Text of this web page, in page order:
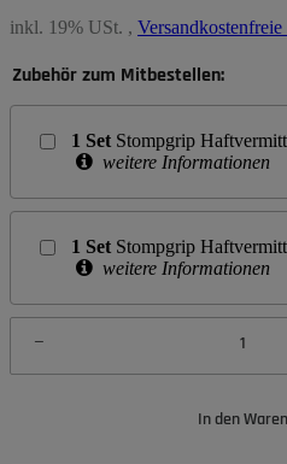
inkl. 19% USt. ,
Zubehör zum Mitbestellen:
1 Set Stompgrip
weitere Informationen
1 Set Stompgrip
weitere Informationen
In den